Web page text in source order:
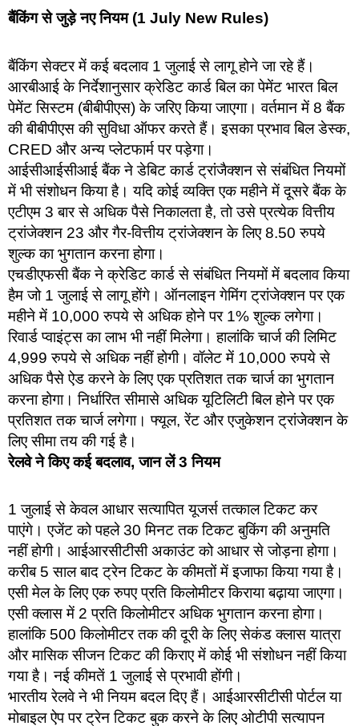
बैंकिंग से जुड़े नए नियम (1 July New Rules)
बैंकिंग सेक्टर में कई बदलाव 1 जुलाई से लागू होने जा रहे हैं।
आरबीआई के निर्देशानुसार क्रेडिट कार्ड बिल का पेमेंट भारत बिल
पेमेंट सिस्टम (बीबीपीएस) के जरिए किया जाएगा। वर्तमान में 8 बैंक
की बीबीपीएस की सुविधा ऑफर करते हैं। इसका प्रभाव बिल डेस्क,
CRED और अन्य प्लेटफार्म पर पड़ेगा।
आईसीआईसीआई बैंक ने डेबिट कार्ड ट्रांजैक्शन से संबंधित नियमों
में भी संशोधन किया है। यदि कोई व्यक्ति एक महीने में दूसरे बैंक के
एटीएम 3 बार से अधिक पैसे निकालता है, तो उसे प्रत्येक वित्तीय
ट्रांजेक्शन 23 और गैर-वित्तीय ट्रांजेक्शन के लिए 8.50 रुपये
शुल्क का भुगतान करना होगा।
एचडीएफसी बैंक ने क्रेडिट कार्ड से संबंधित नियमों में बदलाव किया
हैम जो 1 जुलाई से लागू होंगे। ऑनलाइन गेमिंग ट्रांजेक्शन पर एक
महीने में 10,000 रुपये से अधिक होने पर 1% शुल्क लगेगा।
रिवार्ड प्वाइंट्स का लाभ भी नहीं मिलेगा। हालांकि चार्ज की लिमिट
4,999 रुपये से अधिक नहीं होगी। वॉलेट में 10,000 रुपये से
अधिक पैसे ऐड करने के लिए एक प्रतिशत तक चार्ज का भुगतान
करना होगा। निर्धारित सीमासे अधिक यूटिलिटी बिल होने पर एक
प्रतिशत तक चार्ज लगेगा। फ्यूल, रेंट और एजुकेशन ट्रांजेक्शन के
लिए सीमा तय की गई है।
रेलवे ने किए कई बदलाव, जान लें 3 नियम
1 जुलाई से केवल आधार सत्यापित यूजर्स तत्काल टिकट कर
पाएंगे। एजेंट को पहले 30 मिनट तक टिकट बुकिंग की अनुमति
नहीं होगी। आईआरसीटीसी अकाउंट को आधार से जोड़ना होगा।
करीब 5 साल बाद ट्रेन टिकट के कीमतों में इजाफा किया गया है।
एसी मेल के लिए एक रुपए प्रति किलोमीटर किराया बढ़ाया जाएगा।
एसी क्लास में 2 प्रति किलोमीटर अधिक भुगतान करना होगा।
हालांकि 500 किलोमीटर तक की दूरी के लिए सेकंड क्लास यात्रा
और मासिक सीजन टिकट की किराए में कोई भी संशोधन नहीं किया
गया है। नई कीमतें 1 जुलाई से प्रभावी होंगी।
भारतीय रेलवे ने भी नियम बदल दिए हैं। आईआरसीटीसी पोर्टल या
मोबाइल ऐप पर ट्रेन टिकट बुक करने के लिए ओटीपी सत्यापन